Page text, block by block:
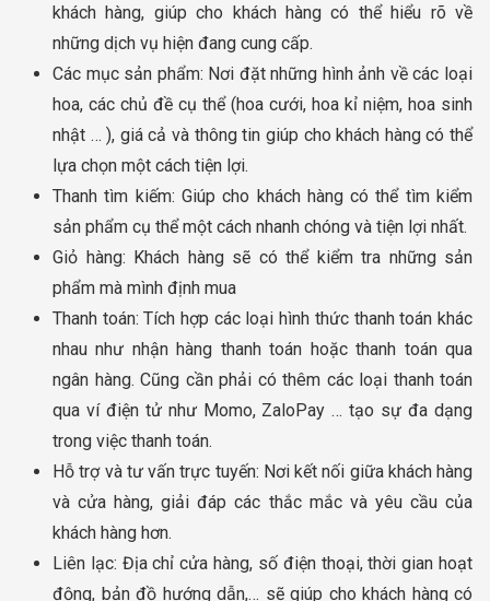
khách hàng, giúp cho khách hàng có thể hiểu rõ về
những dịch vụ hiện đang cung cấp.
Các mục sản phẩm: Nơi đặt những hình ảnh về các loại
hoa, các chủ đề cụ thể (hoa cưới, hoa kỉ niệm, hoa sinh
nhật … ), giá cả và thông tin giúp cho khách hàng có thể
lựa chọn một cách tiện lợi.
Thanh tìm kiếm: Giúp cho khách hàng có thể tìm kiểm
sản phẩm cụ thể một cách nhanh chóng và tiện lợi nhất.
Giỏ hàng: Khách hàng sẽ có thể kiểm tra những sản
phẩm mà mình định mua
Thanh toán: Tích hợp các loại hình thức thanh toán khác
nhau như nhận hàng thanh toán hoặc thanh toán qua
ngân hàng. Cũng cần phải có thêm các loại thanh toán
qua ví điện tử như Momo, ZaloPay … tạo sự đa dạng
trong việc thanh toán.
Hỗ trợ và tư vấn trực tuyến: Nơi kết nối giữa khách hàng
và cửa hàng, giải đáp các thắc mắc và yêu cầu của
khách hàng hơn.
Liên lạc: Địa chỉ cửa hàng, số điện thoại, thời gian hoạt
động, bản đồ hướng dẫn,… sẽ giúp cho khách hàng có